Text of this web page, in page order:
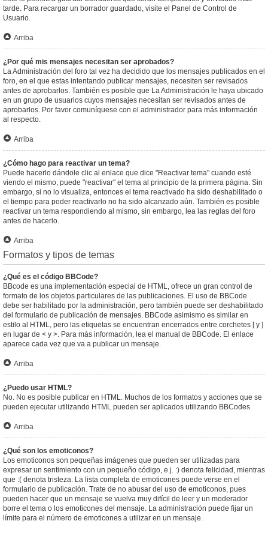
tarde. Para recargar un borrador guardado, visite el Panel de Control de
Usuario.
Arriba
¿Por qué mis mensajes necesitan ser aprobados?
La Administración del foro tal vez ha decidido que los mensajes publicados en el
foro, en el que estas intentando publicar mensajes, necesiten ser revisados
antes de aprobarlos. También es posible que La Administración le haya ubicado
en un grupo de usuarios cuyos mensajes necesitan ser revisados antes de
aprobarlos. Por favor comuníquese con el administrador para más información
al respecto.
Arriba
¿Cómo hago para reactivar un tema?
Puede hacerlo dándole clic al enlace que dice "Reactivar tema" cuando esté
viendo el mismo, puede "reactivar" el tema al principio de la primera página. Sin
embargo, si no lo visualiza, entonces el tema reactivado ha sido deshabilitado o
el tiempo para poder reactivarlo no ha sido alcanzado aún. También es posible
reactivar un tema respondiendo al mismo, sin embargo, lea las reglas del foro
antes de hacerlo.
Arriba
Formatos y tipos de temas
¿Qué es el código BBCode?
BBcode es una implementación especial de HTML, ofrece un gran control de
formato de los objetos particulares de las publicaciones. El uso de BBCode
debe ser habilitado por la administración, pero también puede ser deshabilitado
del formulario de publicación de mensajes. BBCode asimismo es similar en
estilo al HTML, pero las etiquetas se encuentran encerrados entre corchetes [ y ]
en lugar de < y >. Para más información, lea el manual de BBCode. El enlace
aparece cada vez que va a publicar un mensaje.
Arriba
¿Puedo usar HTML?
No. No es posible publicar en HTML. Muchos de los formatos y acciones que se
pueden ejecutar utilizando HTML pueden ser aplicados utilizando BBCodes.
Arriba
¿Qué son los emoticonos?
Los emoticonos son pequeñas imágenes que pueden ser utilizadas para
expresar un sentimiento con un pequeño código, e.j. :) denota felicidad, mientras
que :( denota tristeza. La lista completa de emoticones puede verse en el
formulario de publicación. Trate de no abusar del uso de emoticonos, pues
pueden hacer que un mensaje se vuelva muy difícil de leer y un moderador
borre el tema o los emoticones del mensaje. La administración puede fijar un
límite para el número de emoticones a utilizar en un mensaje.